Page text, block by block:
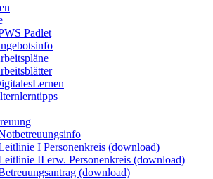
Padlet
I Personenkreis (download)
II erw. Personenkreis (download)
(download)